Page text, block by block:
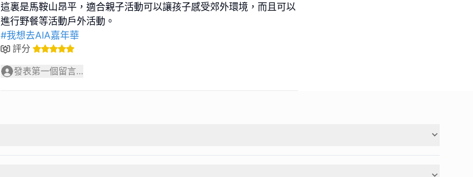
這裏是馬鞍山昂平，適合親子活動可以讓孩子感受郊外環境，而且可以
#我想去AIA嘉年華
評分
發表第一個留言...